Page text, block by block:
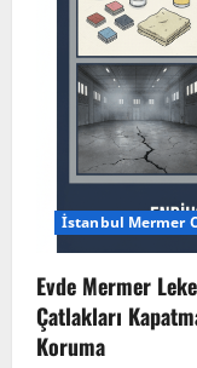
İstanbul Mermer
Evde Mermer
Çatlakları
Koruma